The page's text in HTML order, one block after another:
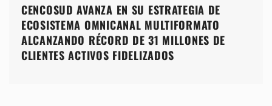
CENCOSUD AVANZA EN SU ESTRATEGIA DE
ECOSISTEMA OMNICANAL MULTIFORMATO
ALCANZANDO RÉCORD DE 31 MILLONES DE
CLIENTES ACTIVOS FIDELIZADOS